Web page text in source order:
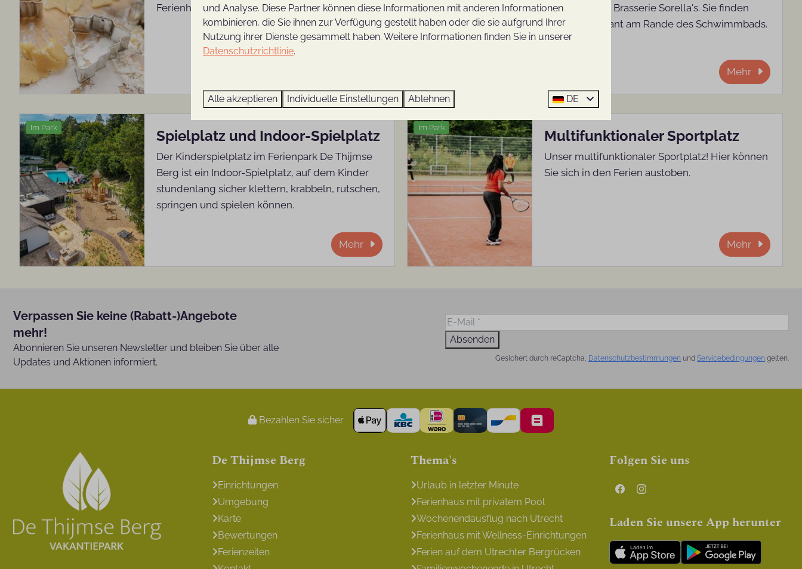
Ferienhaus!
Erlebnis in der Brasserie Sorella's. Sie finden
unser Restaurant am Rande des Schwimmbads.
Mehr
Im Park Spielplatz und Indoor-Spielplatz
Der Kinderspielplatz im Ferienpark De Thijmse
Berg ist ein Indoor-Spielplatz, auf dem Kinder
stundenlang sicher klettern, krabbeln, rutschen,
springen und spielen können.
Mehr
Im Park Multifunktionaler Sportplatz
Unser multifunktionaler Sportplatz! Hier können
Sie sich in den Ferien austoben.
Mehr
Verpassen Sie keine (Rabatt-)Angebote
mehr!
Abonnieren Sie unseren Newsletter und bleiben Sie über alle
Updates und Aktionen informiert.
Absenden
Gesichert durch reCaptcha, Datenschutzbestimmungen und Servicebedingungen gelten.
Bezahlen Sie sicher
De Thijmse Berg
Einrichtungen
Umgebung
Karte
Bewertungen
Ferienzeiten
Thema's
Urlaub in letzter Minute
Ferienhaus mit privatem Pool
Wochenendausflug nach Utrecht
Ferienhaus mit Wellness-Einrichtungen
Ferien auf dem Utrechter Bergrücken
Folgen Sie uns
Laden Sie unsere App herunter
und Analyse. Diese Partner können diese Informationen mit anderen Informationen
kombinieren, die Sie ihnen zur Verfügung gestellt haben oder die sie aufgrund Ihrer
Nutzung ihrer Dienste gesammelt haben. Weitere Informationen finden Sie in unserer
Datenschutzrichtlinie.
Alle akzeptieren Individuelle Einstellungen Ablehnen DE